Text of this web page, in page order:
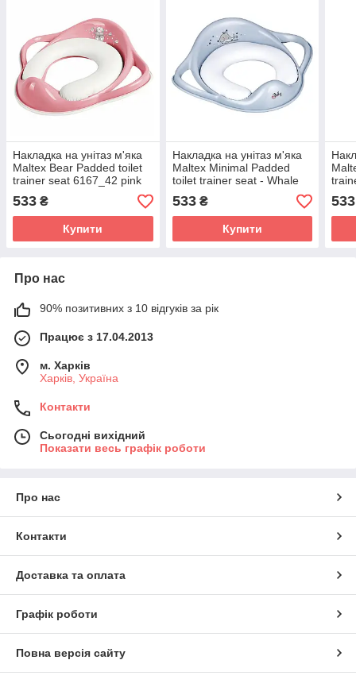
Накладка на унітаз м'яка
Maltex Bear Padded toilet
trainer seat 6167_42 pink
(рожевий)
533 ₴
Купити
Накладка на унітаз м'яка
Maltex Minimal Padded
toilet trainer seat - Whale
6130_35 blue (блакитний)
533₴
Купити
533
Про нас
90% позитивних з 10 відгуків за рік
Працює з 17.04.2013
м. Харків
Харків, Україна
Контакти
Сьогодні вихідний
Показати весь графік роботи
Про нас
Контакти
Доставка та оплата
Графік роботи
Повна версія сайту